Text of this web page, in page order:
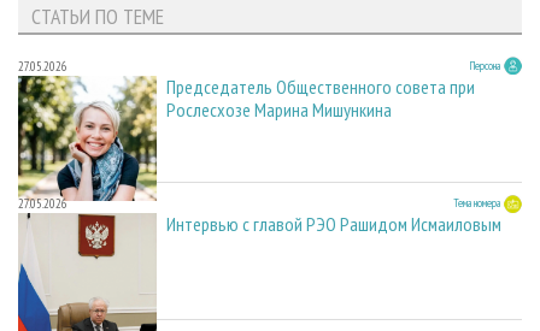
СТАТЬИ ПО ТЕМЕ
27.05.2026 Персона
Председатель Общественного совета при
Рослесхозе Марина Мишункина
27.05.2026 Тема номера
Интервью с главой РЭО Рашидом Исмаиловым